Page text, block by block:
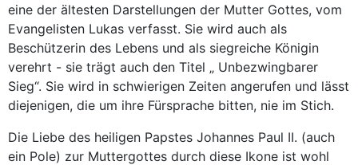
eine der ältesten Darstellungen der Mutter Gottes, vom
Evangelisten Lukas verfasst. Sie wird auch als
Beschützerin des Lebens und als siegreiche Königin
verehrt - sie trägt auch den Titel „ Unbezwingbarer
Sieg“. Sie wird in schwierigen Zeiten angerufen und lässt
diejenigen, die um ihre Fürsprache bitten, nie im Stich.
Die Liebe des heiligen Papstes Johannes Paul II. (auch
ein Pole) zur Muttergottes durch diese Ikone ist wohl